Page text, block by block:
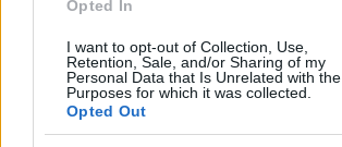
Opted In
I want to opt-out of Collection, Use,
Retention, Sale, and/or Sharing of my
Personal Data that Is Unrelated with the
Purposes for which it was collected.
Opted Out
Αντίστασης», μιας χαλαρής
ομάδων που υποστηρίζονται από
ολόκληρη την περιοχή.